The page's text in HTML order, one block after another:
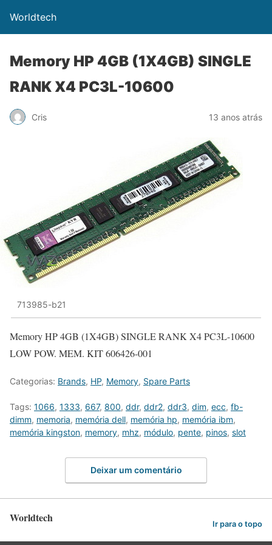
Worldtech
Memory HP 4GB (1X4GB) SINGLE
RANK X4 PC3L-10600
Cris 13 anos atrás
713985-b21
Memory HP 4GB (1X4GB) SINGLE RANK X4 PC3L-10600
LOW POW. MEM. KIT 606426-001
Categorias: Brands, HP, Memory, Spare Parts
Tags: 1066, 1333, 667, 800, ddr, ddr2, ddr3, dim, ecc, fb-
dimm, memoria, memória dell, memória hp, memória ibm,
memória kingston, memory, mhz, módulo, pente, pinos, slot
Deixar um comentário
Worldtech Ir para o topo